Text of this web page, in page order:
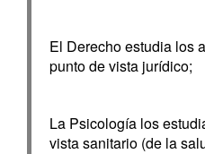
El Derecho estudia los
punto de vista jurídico;
La Psicología los
vista sanitario (de la